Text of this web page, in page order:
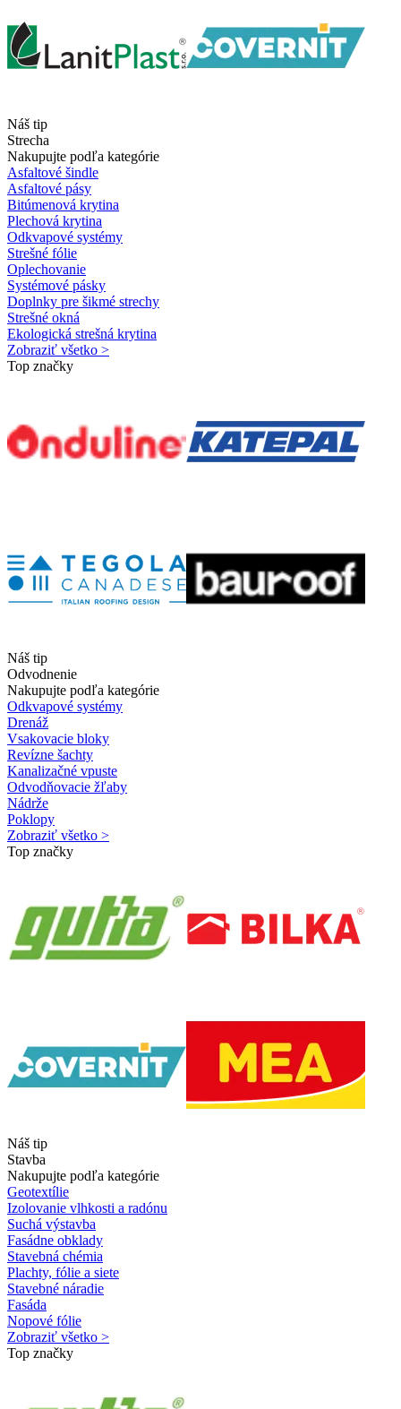
Náš tip
Strecha
Nakupujte podľa kategórie
Asfaltové šindle
Asfaltové pásy
Bitúmenová krytina
Plechová krytina
Odkvapové systémy
Strešné fólie
Oplechovanie
Systémové pásky
Doplnky pre šikmé strechy
Strešné okná
Ekologická strešná krytina
Zobraziť všetko >
Top značky
Náš tip
Odvodnenie
Nakupujte podľa kategórie
Odkvapové systémy
Drenáž
Vsakovacie bloky
Revízne šachty
Kanalizačné vpuste
Odvodňovacie žľaby
Nádrže
Poklopy
Zobraziť všetko >
Top značky
Náš tip
Stavba
Nakupujte podľa kategórie
Geotextílie
Izolovanie vlhkosti a radónu
Suchá výstavba
Fasádne obklady
Stavebná chémia
Plachty, fólie a siete
Stavebné náradie
Fasáda
Nopové fólie
Zobraziť všetko >
Top značky